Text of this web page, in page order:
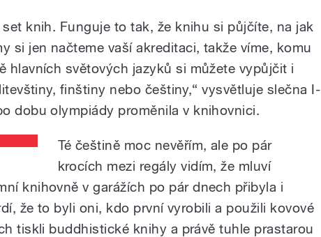
set knih. Funguje to tak, že knihu si půjčíte, na jak
si jen načteme vaší akreditaci, takže víme, komu
hlavních světových jazyků si můžete vypůjčit i
finštiny nebo češtiny,“ vysvětluje slečna I-
dobu olympiády proměnila v knihovnici.
Té češtině moc nevěřím, ale po pár
krocích mezi regály vidím, že mluví
knihovně v garážích po pár dnech přibyla i
že to byli oni, kdo první vyrobili a použili kovové
tiskli buddhistické knihy a právě tuhle prastarou